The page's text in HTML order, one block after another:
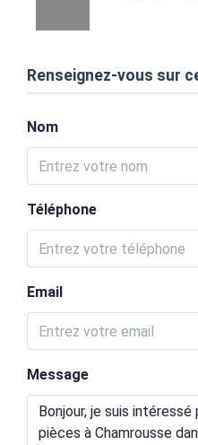
Renseignez-vous sur
Nom
Téléphone
Email
Message